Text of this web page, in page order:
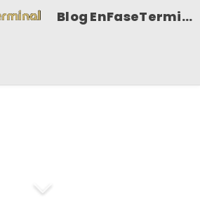
Blog EnFaseTerminal